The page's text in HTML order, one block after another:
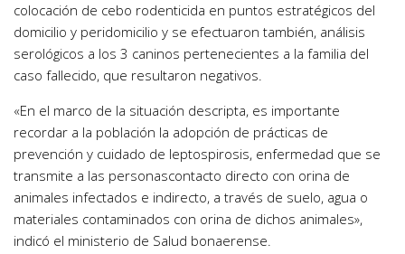
colocación de cebo rodenticida en puntos estratégicos del
domicilio y peridomicilio y se efectuaron también, análisis
serológicos a los 3 caninos pertenecientes a la familia del
caso fallecido, que resultaron negativos.
«En el marco de la situación descripta, es importante
recordar a la población la adopción de prácticas de
prevención y cuidado de leptospirosis, enfermedad que se
transmite a las personascontacto directo con orina de
animales infectados e indirecto, a través de suelo, agua o
materiales contaminados con orina de dichos animales»,
indicó el ministerio de Salud bonaerense.